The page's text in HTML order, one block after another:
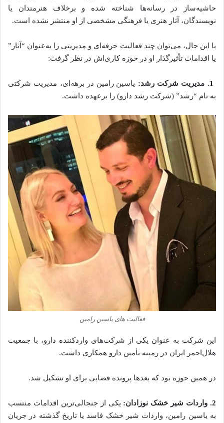
حاشیه‌ساز در رسانه‌ها شناخته شده و برخلاف هنرمندان یا
نویسندگان، آثار هنری یا فرهنگی مشخصی از او منتشر نشده است.
با این حال، می‌توان چند فعالیت حرفه‌ای و مدیریتی را به‌عنوان “آثار”
یا اقدامات تأثیرگذار او در حوزه کاری‌اش در نظر گرفت:
یاسین رامین در برهه‌ای، مدیریت شرکتی
به نام “رشد” (شرکت رشد دارو) را برعهده داشت.
فعالیت های یاسین رامین
این شرکت به عنوان یکی از شرکت‌های واردکننده دارو، با جمعیت
هلال‌احمر ایران در زمینه تأمین دارو همکاری داشت.
در همین حوزه بود که بعدها پرونده قضایی برای او تشکیل شد.
2. واردات شیر خشک نوزادان:
یکی از جنجالی‌ترین اقدامات منتسب
به یاسین رامین، واردات شیر خشک فاسد یا تاریخ گذشته در جریان